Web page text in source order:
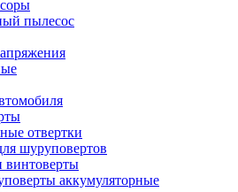
пылесос
отвертки
шуруповертов
винтоверты
аккумуляторные